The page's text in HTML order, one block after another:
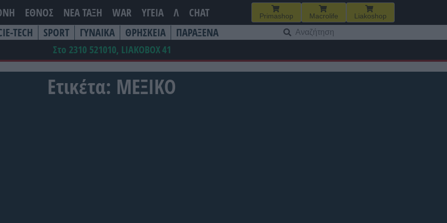
ΕΘΝΟΣ ΝΕΑ ΤΆΞΗ WAR ΥΓΕΙΑ Λ CHAT Primashop Macrolife Liakoshop
TECH SPORT ΓΥΝΑΙΚΑ ΘΡΗΣΚΕΙΑ ΠΑΡΑΞΕΝΑ
για:
Στο 2310 521010, LIAKOBOX41
Ετικέτα: ΜΕΞΙΚΟ